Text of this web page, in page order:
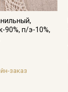
90%, п/э-10%,
заказ